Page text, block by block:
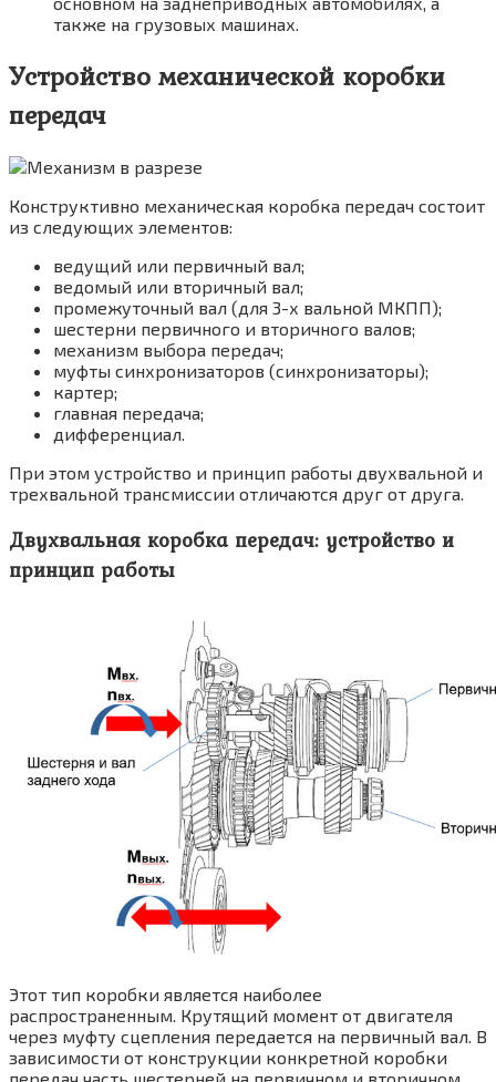
также на грузовых машинах.
Устройство механической коробки
передач
Конструктивно механическая коробка передач состоит
из следующих элементов:
ведущий или первичный вал;
ведомый или вторичный вал;
промежуточный вал (для 3-х вальной МКПП);
шестерни первичного и вторичного валов;
механизм выбора передач;
муфты синхронизаторов (синхронизаторы);
картер;
главная передача;
дифференциал.
При этом устройство и принцип работы двухвальной и
трехвальной трансмиссии отличаются друг от друга.
Двухвальная коробка передач: устройство и
принцип работы
Этот тип коробки является наиболее
распространенным. Крутящий момент от двигателя
через муфту сцепления передается на первичный вал. В
зависимости от конструкции конкретной коробки
передач часть шестерней на первичном и вторичном